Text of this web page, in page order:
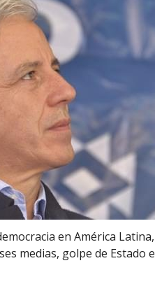
en América
medias, golpe de Estado